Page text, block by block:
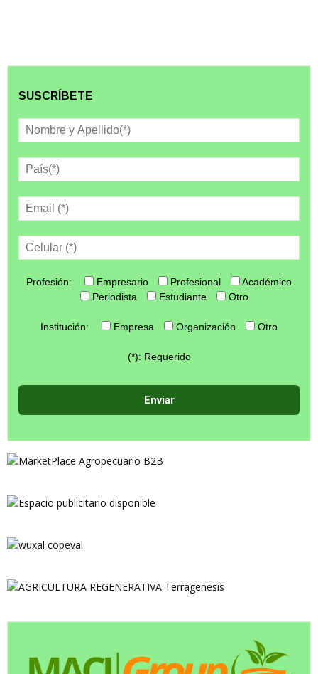
SUSCRÍBETE
Profesión: Empresario Profesional
Académico
Periodista
Estudiante Otro
Institución: Empresa Organización Otro
(*): Requerido